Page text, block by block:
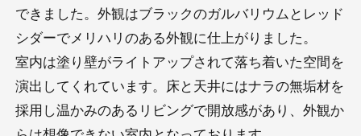
できました。外観はブラックのガルバリウムとレッド
シダーでメリハリのある外観に仕上がりました。
室内は塗り壁がライトアップされて落ち着いた空間を
演出してくれています。床と天井にはナラの無垢材を
採用し温かみのあるリビングで開放感があり、外観か